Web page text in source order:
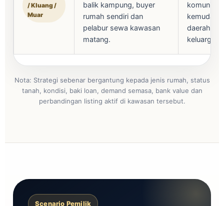
/ Kluang /
Muar
balik kampung, buyer
rumah sendiri dan
pelabur sewa kawasan
matang.
komuniti
daerah
keluarga.
Nota: Strategi sebenar bergantung kepada jenis rumah, status
tanah, kondisi, baki loan, demand semasa, bank value dan
perbandingan listing aktif di kawasan tersebut.
Scenario Pemilik